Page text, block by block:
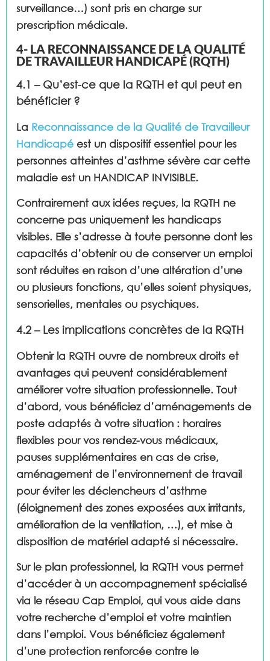
surveillance…) sont pris en charge sur
prescription médicale.
4- LA RECONNAISSANCE DE LA QUALITÉ
DE TRAVAILLEUR HANDICAPÉ (RQTH)
4.1 – Qu’est-ce que la RQTH et qui peut en
bénéficier ?
La Reconnaissance de la Qualité de Travailleur
Handicapé est un dispositif essentiel pour les
personnes atteintes d’asthme sévère car cette
maladie est un HANDICAP INVISIBLE.
Contrairement aux idées reçues, la RQTH ne
concerne pas uniquement les handicaps
visibles. Elle s’adresse à toute personne dont les
capacités d’obtenir ou de conserver un emploi
sont réduites en raison d’une altération d’une
ou plusieurs fonctions, qu’elles soient physiques,
sensorielles, mentales ou psychiques.
4.2 – Les implications concrètes de la RQTH
Obtenir la RQTH ouvre de nombreux droits et
avantages qui peuvent considérablement
améliorer votre situation professionnelle. Tout
d’abord, vous bénéficiez d’aménagements de
poste adaptés à votre situation : horaires
flexibles pour vos rendez-vous médicaux,
pauses supplémentaires en cas de crise,
aménagement de l’environnement de travail
pour éviter les déclencheurs d’asthme
(éloignement des zones exposées aux irritants,
amélioration de la ventilation, …), et mise à
disposition de matériel adapté si nécessaire.
Sur le plan professionnel, la RQTH vous permet
d’accéder à un accompagnement spécialisé
via le réseau Cap Emploi, qui vous aide dans
votre recherche d’emploi et votre maintien
dans l’emploi. Vous bénéficiez également
d’une protection renforcée contre le